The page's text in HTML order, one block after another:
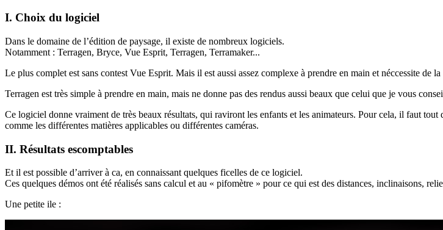
I. Choix du logiciel
Dans le domaine de l’édition de paysage, il existe de nombreux logiciels.
Notamment : Terragen, Bryce, Vue Esprit, Terragen, Terramaker...
Le plus complet est sans contest Vue Esprit. Mais il est aussi assez complexe à prendre en main et néccessite de
Terragen est très simple à prendre en main, mais ne donne pas des rendus aussi beaux que celui que je vous
Ce logiciel donne vraiment de très beaux résultats, qui raviront les enfants et les animateurs. Pour cela, il faut
comme les différentes matières applicables ou différentes caméras.
II. Résultats escomptables
Et il est possible d’arriver à ca, en connaissant quelques ficelles de ce logiciel.
Ces quelques démos ont été réalisés sans calcul et au « pifomètre » pour ce qui est des distances, inclinaisons,
Une petite ile :